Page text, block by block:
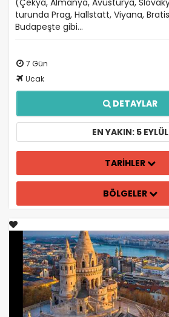
(Çekya, Almanya, Avusturya,
turunda Prag, Hallstatt, Viyana,
Budapeşte gibi…
7 Gün
Ucak
DETAYLAR
EN YAKIN: 5 EYLÜL
TARİHLER
BÖLGELER